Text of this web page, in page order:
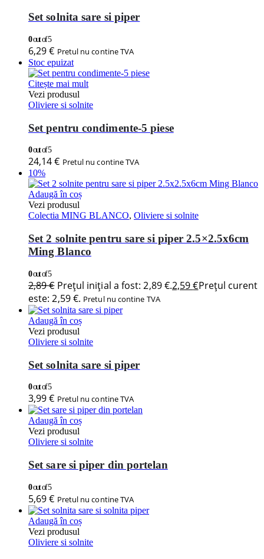
Set solnita sare si piper
0out of 5
6,29€ Pretul nu contine TVA
Stoc epuizat
Citește mai mult
Vezi produsul
Oliviere si solnite
Set pentru condimente-5 piese
0out of 5
24,14€ Pretul nu contine TVA
10%
Adaugă în coș
Vezi produsul
Colectia MING BLANCO, Oliviere si solnite
Set 2 solnite pentru sare si piper 2.5×2.5x6cm
Ming Blanco
0out of 5
2,89€ Prețul inițial a fost: 2,89 €.2,59€Prețul curent
este: 2,59 €. Pretul nu contine TVA
Adaugă în coș
Vezi produsul
Oliviere si solnite
Set solnita sare si piper
0out of 5
3,99€ Pretul nu contine TVA
Adaugă în coș
Vezi produsul
Oliviere si solnite
Set sare si piper din portelan
0out of 5
5,69€ Pretul nu contine TVA
Adaugă în coș
Vezi produsul
Oliviere si solnite